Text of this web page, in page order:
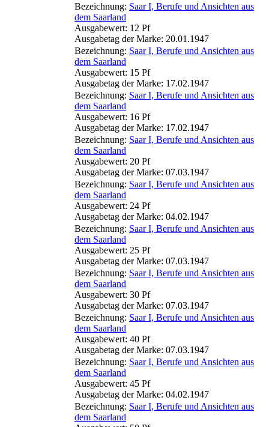
Bezeichnung: Saar I, Berufe und Ansichten aus
dem Saarland
Ausgabewert: 12 Pf
Ausgabetag der Marke: 20.01.1947
Bezeichnung: Saar I, Berufe und Ansichten aus
dem Saarland
Ausgabewert: 15 Pf
Ausgabetag der Marke: 17.02.1947
Bezeichnung: Saar I, Berufe und Ansichten aus
dem Saarland
Ausgabewert: 16 Pf
Ausgabetag der Marke: 17.02.1947
Bezeichnung: Saar I, Berufe und Ansichten aus
dem Saarland
Ausgabewert: 20 Pf
Ausgabetag der Marke: 07.03.1947
Bezeichnung: Saar I, Berufe und Ansichten aus
dem Saarland
Ausgabewert: 24 Pf
Ausgabetag der Marke: 04.02.1947
Bezeichnung: Saar I, Berufe und Ansichten aus
dem Saarland
Ausgabewert: 25 Pf
Ausgabetag der Marke: 07.03.1947
Bezeichnung: Saar I, Berufe und Ansichten aus
dem Saarland
Ausgabewert: 30 Pf
Ausgabetag der Marke: 07.03.1947
Bezeichnung: Saar I, Berufe und Ansichten aus
dem Saarland
Ausgabewert: 40 Pf
Ausgabetag der Marke: 07.03.1947
Bezeichnung: Saar I, Berufe und Ansichten aus
dem Saarland
Ausgabewert: 45 Pf
Ausgabetag der Marke: 04.02.1947
Bezeichnung: Saar I, Berufe und Ansichten aus
dem Saarland